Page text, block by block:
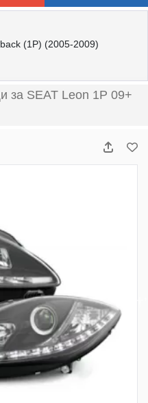
(1P) (2005-2009)
за SEAT Leon 1P 09+